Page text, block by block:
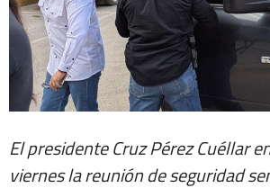
El presidente Cruz Pérez Cuéllar
viernes la reunión de seguridad